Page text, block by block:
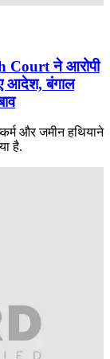
Court ने आरोपी
आदेश, बंगाल
और जमीन हथियाने
है.